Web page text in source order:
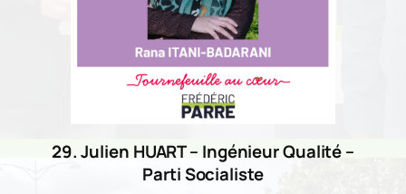
29. Julien HUART – Ingénieur Qualité –
Parti Socialiste